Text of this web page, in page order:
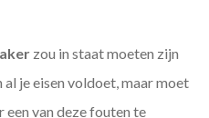
zou in staat moeten zijn
je eisen voldoet, maar moet
een van deze fouten te